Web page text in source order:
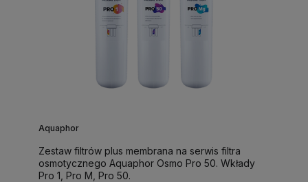
Aquaphor
Zestaw filtrów plus membrana na serwis filtra
osmotycznego Aquaphor Osmo Pro 50. Wkłady
Pro 1, Pro M, Pro 50.